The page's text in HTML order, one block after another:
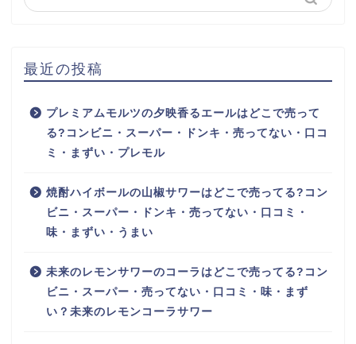
最近の投稿
プレミアムモルツの夕映香るエールはどこで売って
る?コンビニ・スーパー・ドンキ・売ってない・口コ
ミ・まずい・プレモル
焼酎ハイボールの山椒サワーはどこで売ってる?コン
ビニ・スーパー・ドンキ・売ってない・口コミ・
味・まずい・うまい
未来のレモンサワーのコーラはどこで売ってる?コン
ビニ・スーパー・売ってない・口コミ・味・まず
い？未来のレモンコーラサワー